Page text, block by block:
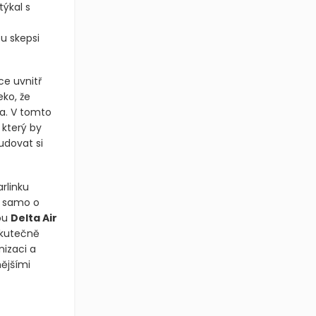
s
skepsi
uvnitř
že
V tomto
by
si
o
Delta Air
a